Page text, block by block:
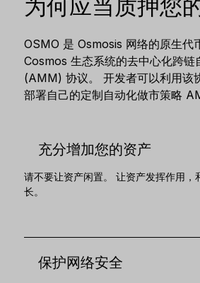
查看所有产品
比较各款 Ledger 签署设备
为何应当质押您
OSMO 是 Osmosis 网络的原生代
Cosmos 生态系统的去中心化跨链
(AMM) 协议。 开发者可以利用该
部署自己的定制自动化做市策略
充分增加您的资产
请不要让资产闲置。 让资产发挥作用
长。
保护网络安全